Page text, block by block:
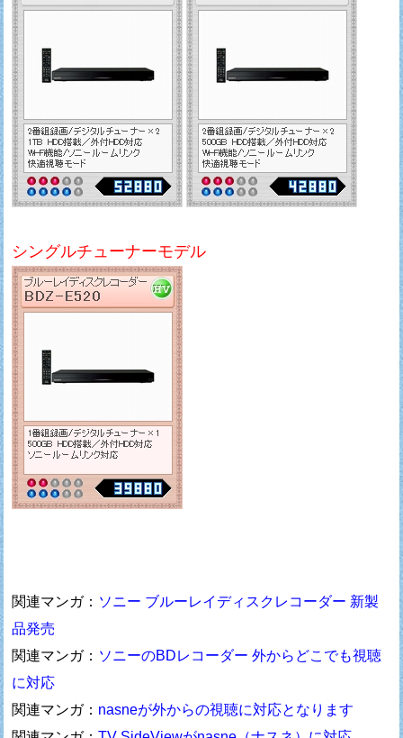
シングルチューナーモデル
関連マンガ： ソニー ブルーレイディスクレコーダー 新製
品発売
関連マンガ： ソニーのBDレコーダー 外からどこでも視聴
に対応
関連マンガ： nasneが外からの視聴に対応となります